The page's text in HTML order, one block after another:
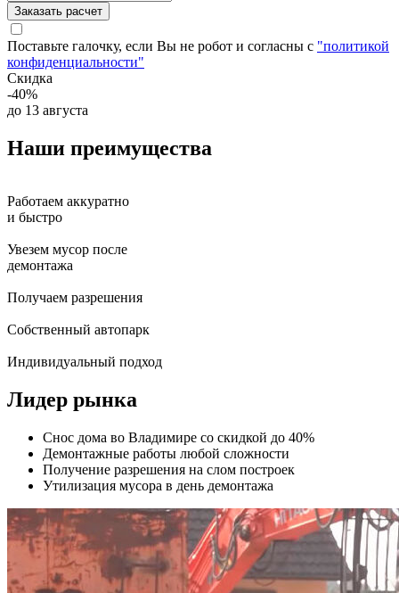
Заказать расчет
Поставьте галочку, если Вы не робот и согласны с "политикой
конфиденциальности"
Скидка
-40%
до 13 августа
Наши преимущества
Работаем аккуратно
и быстро
Увезем мусор после
демонтажа
Получаем разрешения
Собственный автопарк
Индивидуальный подход
Лидер рынка
Снос дома во Владимире со скидкой до 40%
Демонтажные работы любой сложности
Получение разрешения на слом построек
Утилизация мусора в день демонтажа